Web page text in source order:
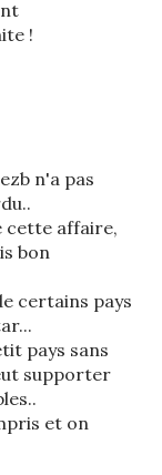
!
n'a pas
cette affaire,
bon
certains pays
pays sans
supporter
et on